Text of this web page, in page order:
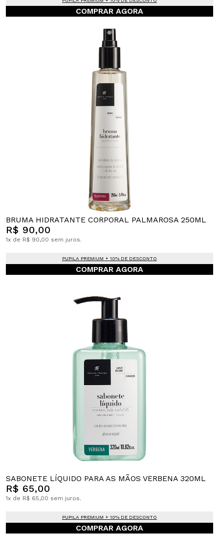
COMPRAR AGORA
BRUMA HIDRATANTE CORPORAL PALMAROSA 250ML
R$ 90,00
1x de R$ 90,00 sem juros.
PUPILA PREMIUM + 10% DE DESCONTO
COMPRAR AGORA
SABONETE LÍQUIDO PARA AS MÃOS VERBENA 320ML
R$ 65,00
1x de R$ 65,00 sem juros.
PUPILA PREMIUM + 10% DE DESCONTO
COMPRAR AGORA